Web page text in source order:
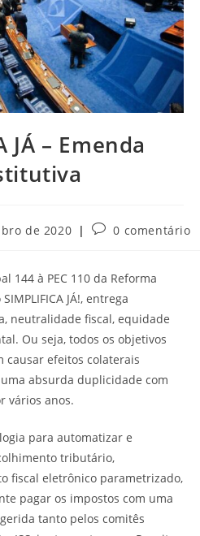
JÁ – Emenda
de 2020
Comentários
0 comentário
144 à PEC 110 da Reforma
JÁ!, entrega
neutralidade fiscal, equidade
Ou seja, todos os objetivos
causar efeitos colaterais
absurda duplicidade com
vários anos.
para automatizar e
tributário,
fiscal eletrônico parametrizado,
pagar os impostos com uma
tanto pelos comitês